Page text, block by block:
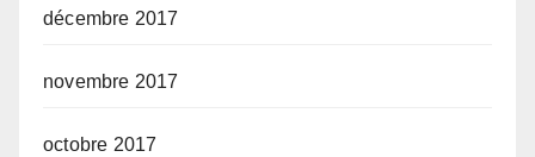
décembre 2017
novembre 2017
octobre 2017